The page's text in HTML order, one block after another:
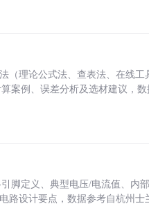
（理论公式法、查表法、在线工
案例、误差分析及选材建议，
脚定义、典型电压/电流值、内
路设计要点，数据参考自杭州士